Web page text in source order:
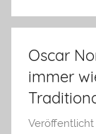
Oscar
immer
Veröffentlicht